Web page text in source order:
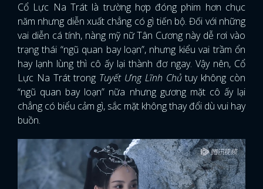
Cổ Lực Na Trát là trường hợp đóng phim hơn chục
năm nhưng diễn xuất chẳng có gì tiến bộ. Đối với những
vai diễn cá tính, nàng mỹ nữ Tân Cương này dễ rơi vào
trạng thái “ngũ quan bay loạn”, nhưng kiểu vai trầm ổn
hay lạnh lùng thì cô ấy lại thành đơ ngay. Vậy nên, Cổ
Lực Na Trát trong Tuyết Ưng Lĩnh Chủtuy không còn
“ngũ quan bay loạn” nữa nhưng gương mặt cô ấy lại
chẳng có biểu cảm gì, sắc mặt không thay đổi dù vui hay
buồn.